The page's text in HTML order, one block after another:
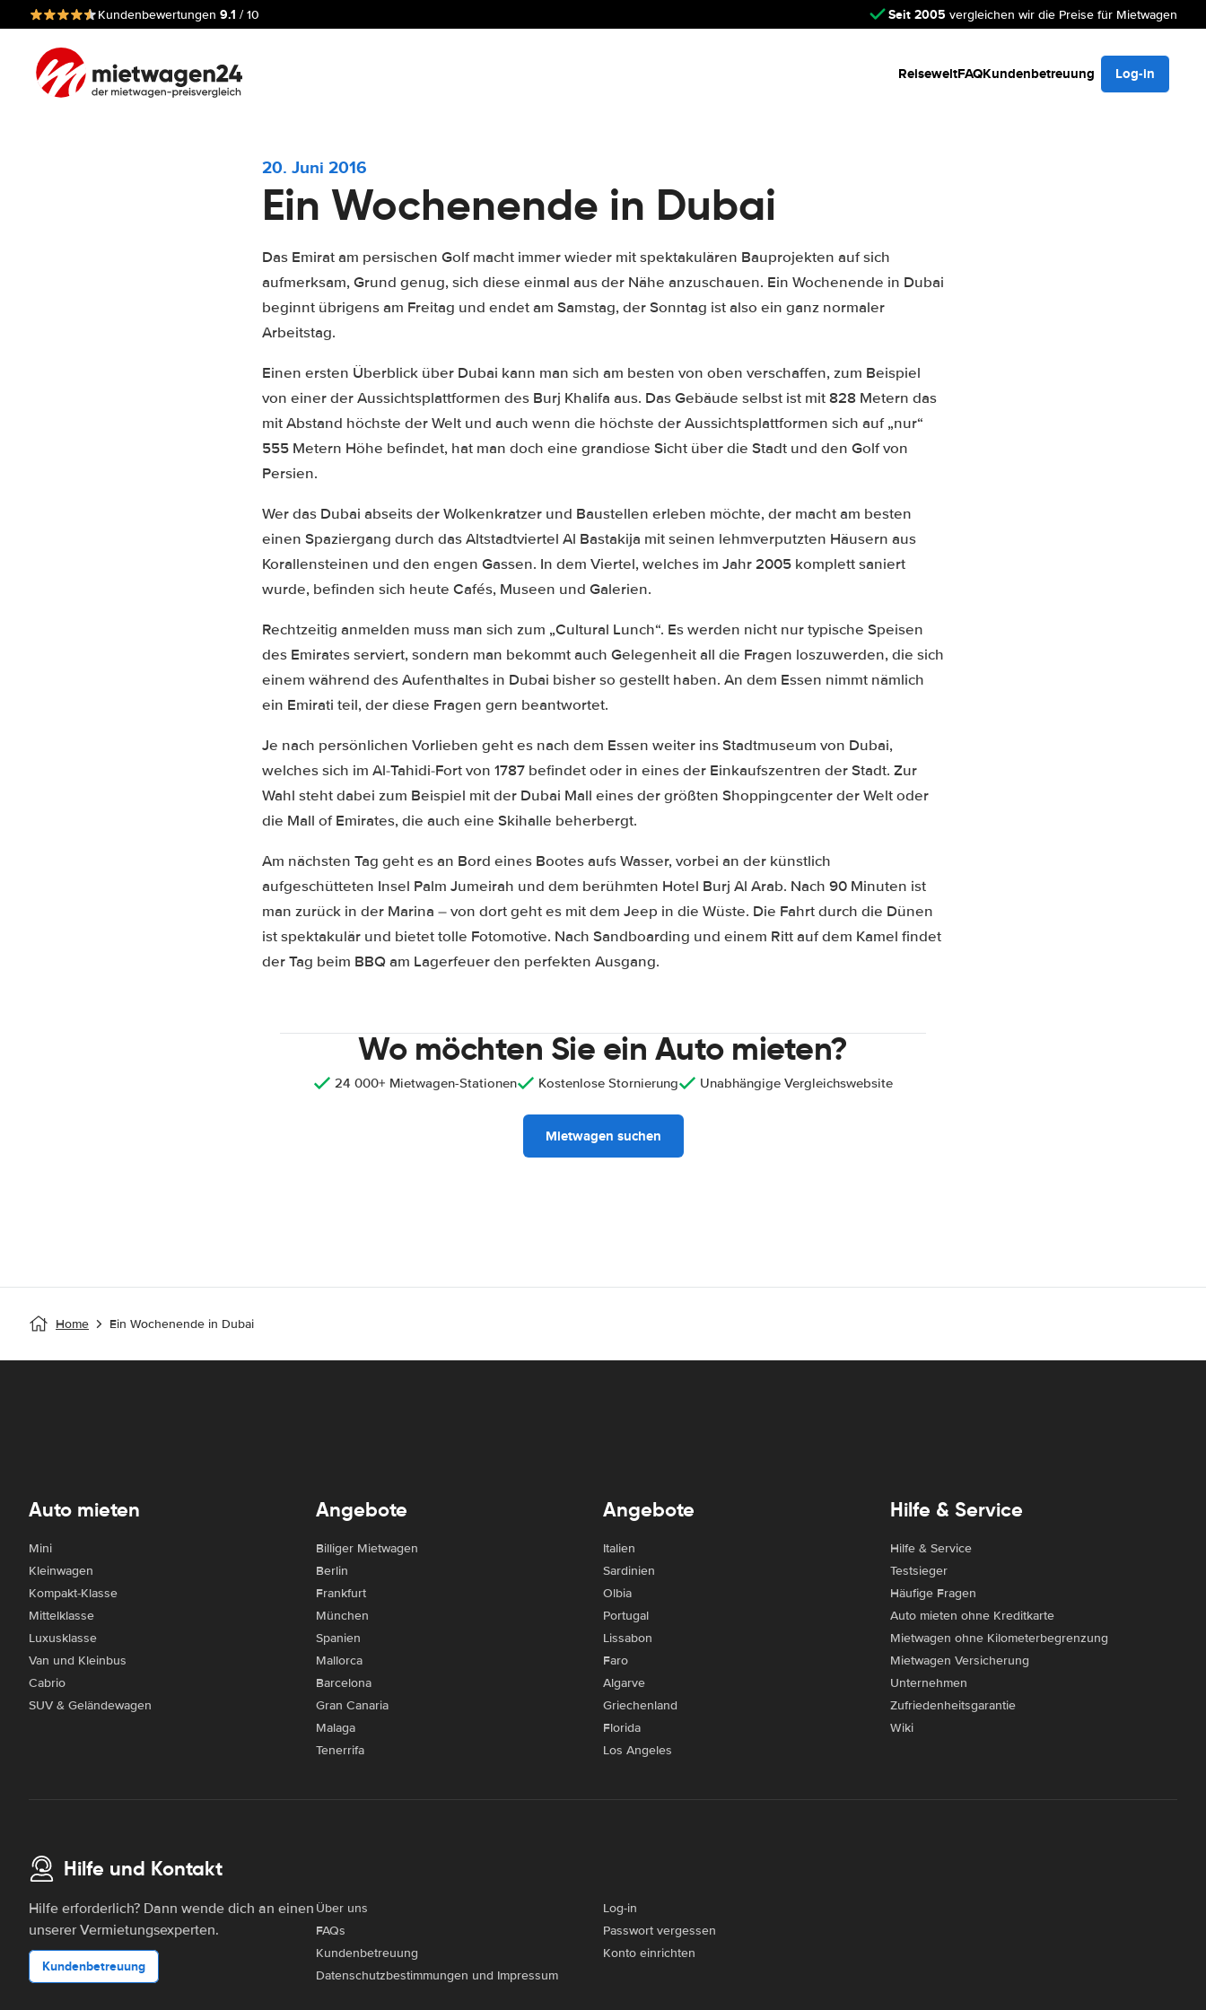
Kundenbewertungen 9.1 / 10 Seit 2005 vergleichen wir die Preise für Mietwagen
ReiseweltFAQKundenbetreuung Log-in
20. Juni 2016
Ein Wochenende in Dubai
Das Emirat am persischen Golf macht immer wieder mit spektakulären Bauprojekten auf sich
aufmerksam, Grund genug, sich diese einmal aus der Nähe anzuschauen. Ein Wochenende in Dubai
beginnt übrigens am Freitag und endet am Samstag, der Sonntag ist also ein ganz normaler
Arbeitstag.
Einen ersten Überblick über Dubai kann man sich am besten von oben verschaffen, zum Beispiel
von einer der Aussichtsplattformen des Burj Khalifa aus. Das Gebäude selbst ist mit 828 Metern das
mit Abstand höchste der Welt und auch wenn die höchste der Aussichtsplattformen sich auf „nur“
555 Metern Höhe befindet, hat man doch eine grandiose Sicht über die Stadt und den Golf von
Persien.
Wer das Dubai abseits der Wolkenkratzer und Baustellen erleben möchte, der macht am besten
einen Spaziergang durch das Altstadtviertel Al Bastakija mit seinen lehmverputzten Häusern aus
Korallensteinen und den engen Gassen. In dem Viertel, welches im Jahr 2005 komplett saniert
wurde, befinden sich heute Cafés, Museen und Galerien.
Rechtzeitig anmelden muss man sich zum „Cultural Lunch“. Es werden nicht nur typische Speisen
des Emirates serviert, sondern man bekommt auch Gelegenheit all die Fragen loszuwerden, die sich
einem während des Aufenthaltes in Dubai bisher so gestellt haben. An dem Essen nimmt nämlich
ein Emirati teil, der diese Fragen gern beantwortet.
Je nach persönlichen Vorlieben geht es nach dem Essen weiter ins Stadtmuseum von Dubai,
welches sich im Al-Tahidi-Fort von 1787 befindet oder in eines der Einkaufszentren der Stadt. Zur
Wahl steht dabei zum Beispiel mit der Dubai Mall eines der größten Shoppingcenter der Welt oder
die Mall of Emirates, die auch eine Skihalle beherbergt.
Am nächsten Tag geht es an Bord eines Bootes aufs Wasser, vorbei an der künstlich
aufgeschütteten Insel Palm Jumeirah und dem berühmten Hotel Burj Al Arab. Nach 90 Minuten ist
man zurück in der Marina – von dort geht es mit dem Jeep in die Wüste. Die Fahrt durch die Dünen
ist spektakulär und bietet tolle Fotomotive. Nach Sandboarding und einem Ritt auf dem Kamel findet
der Tag beim BBQ am Lagerfeuer den perfekten Ausgang.
Wo möchten Sie ein Auto mieten?
24 000+ Mietwagen-Stationen Kostenlose Stornierung Unabhängige Vergleichswebsite
Mietwagen suchen
Home Ein Wochenende in Dubai
Auto mieten
Mini
Kleinwagen
Kompakt-Klasse
Mittelklasse
Luxusklasse
Van und Kleinbus
Cabrio
SUV & Geländewagen
Angebote
Billiger Mietwagen
Berlin
Frankfurt
München
Spanien
Mallorca
Barcelona
Gran Canaria
Malaga
Tenerrifa
Angebote
Italien
Sardinien
Olbia
Portugal
Lissabon
Faro
Algarve
Griechenland
Florida
Los Angeles
Hilfe & Service
Hilfe & Service
Testsieger
Häufige Fragen
Auto mieten ohne Kreditkarte
Mietwagen ohne Kilometerbegrenzung
Mietwagen Versicherung
Unternehmen
Zufriedenheitsgarantie
Wiki
Hilfe und Kontakt
Hilfe erforderlich? Dann wende dich an einen
unserer Vermietungsexperten.
Kundenbetreuung
Über uns
FAQs
Kundenbetreuung
Datenschutzbestimmungen und Impressum
Log-in
Passwort vergessen
Konto einrichten